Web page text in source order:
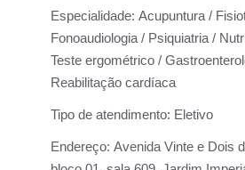
Especialidade: Acupuntura /
Fonoaudiologia / Psiquiatria /
Teste ergométrico /
Reabilitação cardíaca
Tipo de atendimento: Eletivo
Endereço: Avenida Vinte e Dois